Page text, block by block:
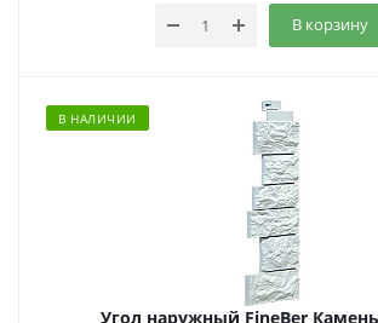
В корзину
В НАЛИЧИИ
Угол наружный FineBer